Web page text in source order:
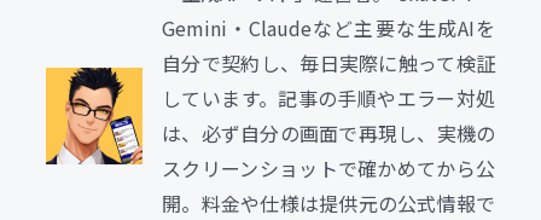
Gemini・Claudeなど主要な生成AIを
自分で契約し、毎日実際に触って検証
しています。記事の手順やエラー対処
は、必ず自分の画面で再現し、実機の
スクリーンショットで確かめてから公
開。料金や仕様は提供元の公式情報で